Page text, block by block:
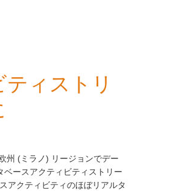
ィストリ
州 (ミラノ) リージョンでデー
ベースアクティビティストリー
アクティビティのほぼリアルタ